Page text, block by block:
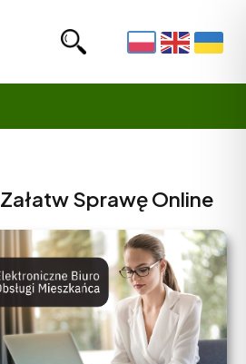
Załatw Sprawę Online